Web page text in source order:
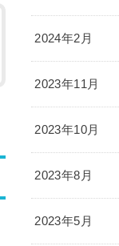
2024年2月
2023年11月
2023年10月
2023年8月
2023年5月